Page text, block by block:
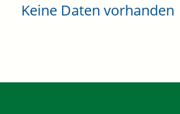
Keine Daten vorhanden